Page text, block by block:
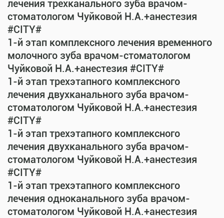
лечения трехканального зуба врачом-
стоматологом Чуйковой Н.А.+анестезия
#CITY#
1-й этап комплексного лечения временного
молочного зуба врачом-стоматологом
Чуйковой Н.А.+анестезия #CITY#
1-й этап трехэтапного комплексного
лечения двухканального зуба врачом-
стоматологом Чуйковой Н.А.+анестезия
#CITY#
1-й этап трехэтапного комплексного
лечения двухканального зуба врачом-
стоматологом Чуйковой Н.А.+анестезия
#CITY#
1-й этап трехэтапного комплексного
лечения одноканального зуба врачом-
стоматологом Чуйковой Н.А.+анестезия